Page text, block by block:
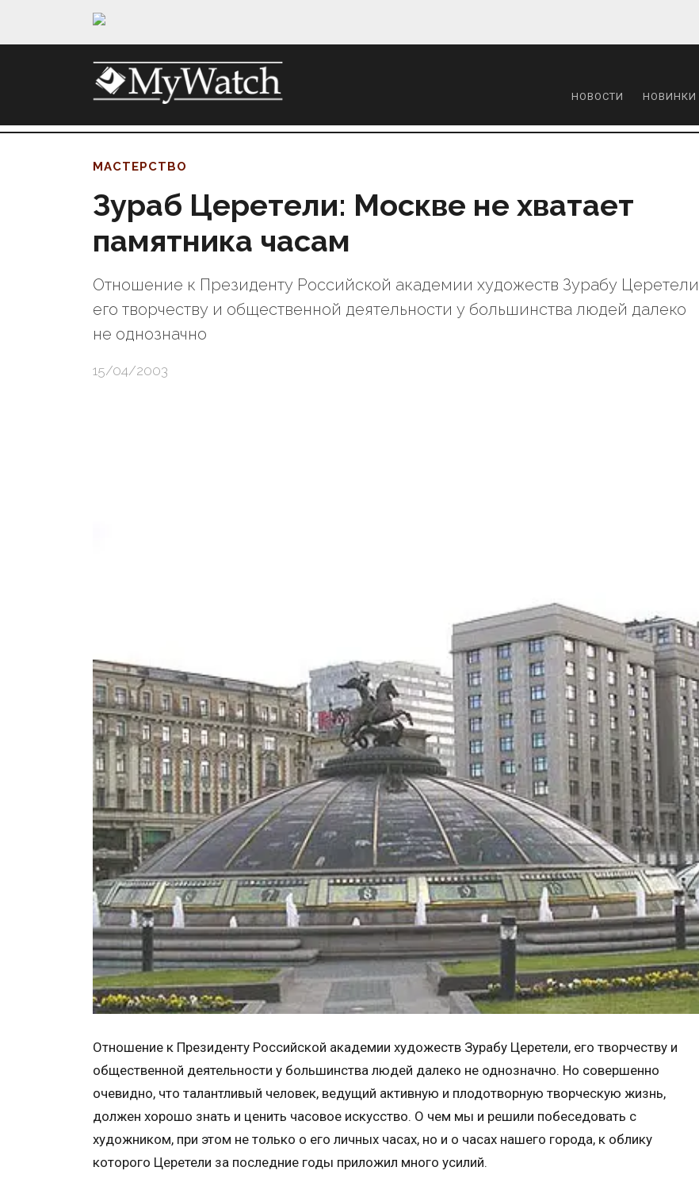
НОВОСТИ
МАСТЕРСТВО
Зураб Церетели: Москве не хватает
памятника часам
Отношение к Президенту Российской академии художеств Зурабу
его творчеству и общественной деятельности у большинства людей далеко
не однозначно
15/04/2003
Отношение к Президенту Российской академии художеств Зурабу Церетели, его творчеству и
общественной деятельности у большинства людей далеко не однозначно. Но совершенно
очевидно, что талантливый человек, ведущий активную и плодотворную творческую жизнь,
должен хорошо знать и ценить часовое искусство. О чем мы и решили побеседовать с
художником, при этом не только о его личных часах, но и о часах нашего города, к облику
которого Церетели за последние годы приложил много усилий.